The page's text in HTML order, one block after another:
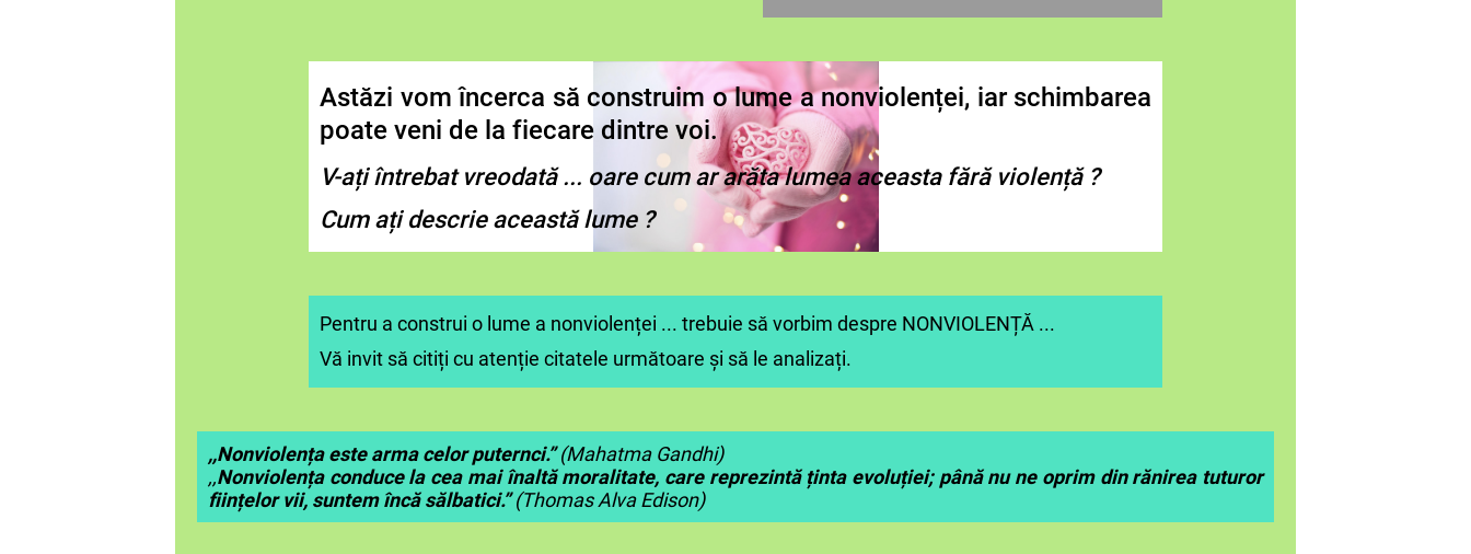
Astăzi vom încerca să construim o lume a nonviolenței, iar schimbarea
poate veni de la fiecare dintre voi.
V-ați întrebat vreodată ... oare cum ar arăta lumea aceasta fără violență ?
Cum ați descrie această lume ?
Pentru a construi o lume a nonviolenței ... trebuie să vorbim despre NONVIOLENȚĂ ...
Vă invit să citiți cu atenție citatele următoare și să le analizați.
,,Nonviolența este arma celor puternci.”(Mahatma Gandhi)
,,Nonviolența conduce la cea mai înaltă moralitate, care reprezintă ținta evoluției; până nu ne oprim din rănirea tuturor
ființelor vii, suntem încă sălbatici.”(Thomas Alva Edison)